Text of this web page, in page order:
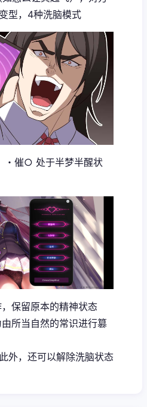
型，4种洗脑模式
・催○ 处于半梦半醒状
保留原本的精神状态
所当自然的常识进行篡
外，还可以解除洗脑状态